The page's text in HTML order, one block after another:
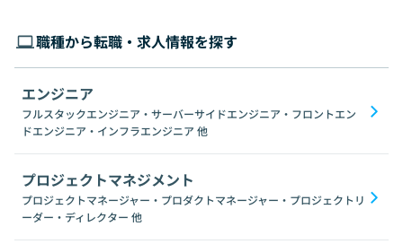
職種から転職・求人情報を探す
エンジニア
フルスタックエンジニア・サーバーサイドエンジニア・フロントエン
ドエンジニア・インフラエンジニア 他
プロジェクトマネジメント
プロジェクトマネージャー・プロダクトマネージャー・プロジェクトリ
ーダー・ディレクター 他